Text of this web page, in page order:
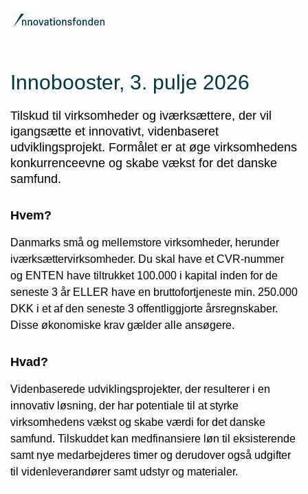
Innobooster, 3. pulje 2026
Tilskud til virksomheder og iværksættere, der vil
igangsætte et innovativt, videnbaseret
udviklingsprojekt. Formålet er at øge virksomhedens
konkurrenceevne og skabe vækst for det danske
samfund.
Hvem?
Danmarks små og mellemstore virksomheder, herunder
iværksættervirksomheder. Du skal have et CVR-nummer
og ENTEN have tiltrukket 100.000 i kapital inden for de
seneste 3 år ELLER have en bruttofortjeneste min. 250.000
DKK i et af den seneste 3 offentliggjorte årsregnskaber.
Disse økonomiske krav gælder alle ansøgere.
Hvad?
Videnbaserede udviklingsprojekter, der resulterer i en
innovativ løsning, der har potentiale til at styrke
virksomhedens vækst og skabe værdi for det danske
samfund. Tilskuddet kan medfinansiere løn til eksisterende
samt nye medarbejderes timer og derudover også udgifter
til videnleverandører samt udstyr og materialer.